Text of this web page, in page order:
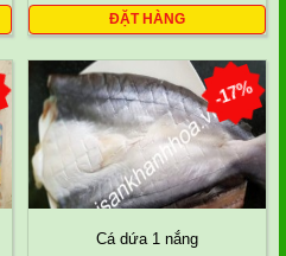
ĐẶT HÀNG
-17%
Cá dứa 1 nắng